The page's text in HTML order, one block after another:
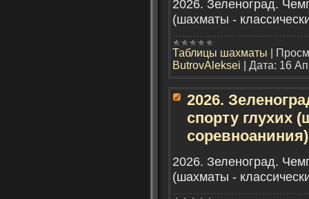
2026. Зеленоград.
(шахматы -
Таблицы шахматы
ButrovAleksei
Дата: 16
2026.
спорту глухих
2026. Зеленоград.
(шахматы -